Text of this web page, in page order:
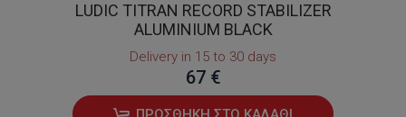
LUDIC TITRAN RECORD STABILIZER
ALUMINIUM BLACK
Delivery in 15 to 30 days
67 €